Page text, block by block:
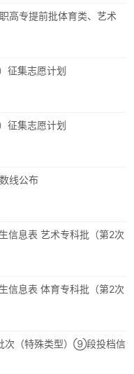
高专提前批体育类、艺术
征集志愿计划
征集志愿计划
线公布
信息表 艺术专科批（第2次
信息表 体育专科批（第2次
次（特殊类型）⑨段投档信